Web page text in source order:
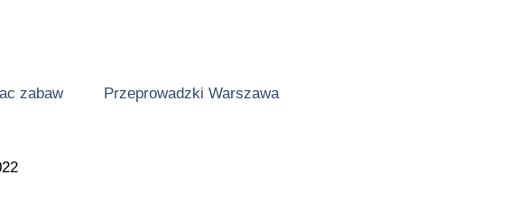
zabaw Przeprowadzki Warszawa